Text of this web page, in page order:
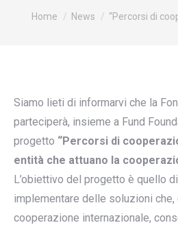
You are here:
Home News “Percorsi di
Siamo lieti di informarvi che la
parteciperà, insieme a Fund
progetto “Percorsi di
entità che attuano la
L’obiettivo del progetto è quello
implementare delle soluzioni che,
cooperazione internazionale,